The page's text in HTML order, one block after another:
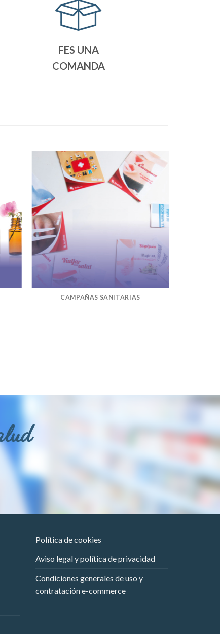
FES UNA
COMANDA
CAMPAÑAS SANITARIAS
Política de cookies
Aviso legal y política de privacidad
Condiciones generales de uso y
contratación e-commerce